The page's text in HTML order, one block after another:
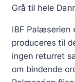
Grå til hele
IBF Palæserien
produceres til
ingen returret
om bindende